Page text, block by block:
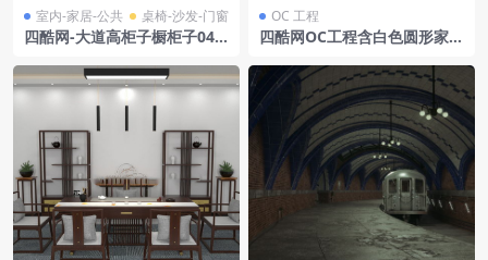
室内-家居-公共 桌椅-沙发-门窗
四酷网-大道高柜子橱柜子04
OC 工程
四酷网OC工程含白色圆形家电